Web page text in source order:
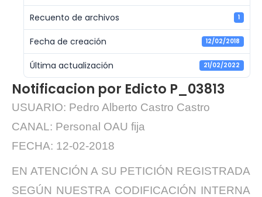
Recuento de archivos 1
Fecha de creación 12/02/2018
Última actualización 21/02/2022
Notificacion por Edicto P_03813
USUARIO: Pedro Alberto Castro Castro
CANAL: Personal OAU fija
FECHA: 12-02-2018
EN ATENCIÓN A SU PETICIÓN REGISTRADA
SEGÚN NUESTRA CODIFICACIÓN INTERNA